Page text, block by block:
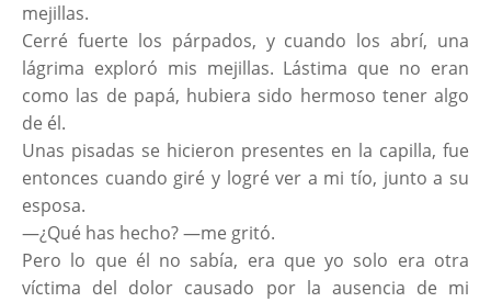
mejillas.
Cerré fuerte los párpados, y cuando los abrí, una
lágrima exploró mis mejillas. Lástima que no eran
como las de papá, hubiera sido hermoso tener algo
de él.
Unas pisadas se hicieron presentes en la capilla, fue
entonces cuando giré y logré ver a mi tío, junto a su
esposa.
—¿Qué has hecho? —me gritó.
Pero lo que él no sabía, era que yo solo era otra
víctima del dolor causado por la ausencia de mi